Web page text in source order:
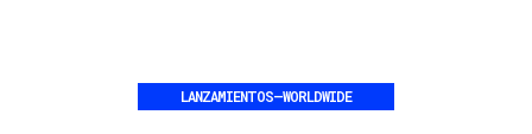
LANZAMIENTOS–WORLDWIDE